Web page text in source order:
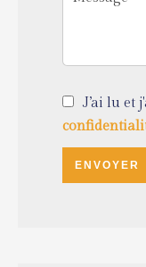
J’ai lu et
ENVOYER